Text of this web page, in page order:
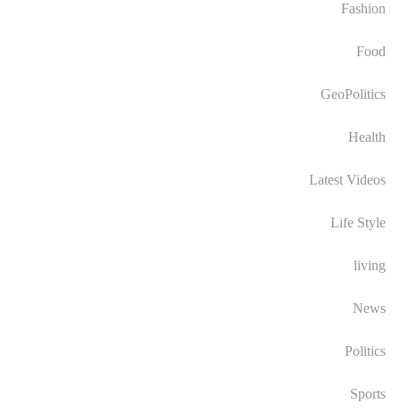
Fashion
Food
GeoPolitics
Health
Latest Videos
Life Style
living
News
Politics
Sports